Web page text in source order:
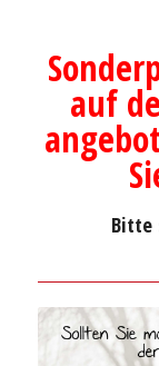
auf
Bitte